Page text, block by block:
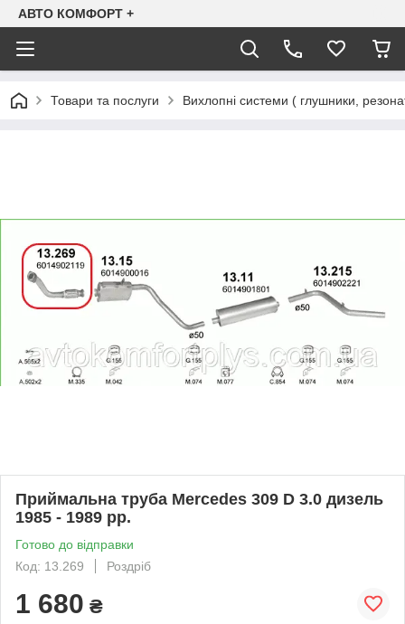
АВТО КОМФОРТ +
Товари та послуги Вихлопні системи ( глушники,
Приймальна труба Mercedes 309 D 3.0 дизель
1985 - 1989 рр.
Готово до відправки
Код: 13.269
Роздріб
1 680 ₴